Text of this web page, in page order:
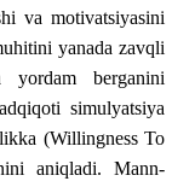
va motivatsiyasini
yanada zavqli
berganini
simulyatsiya
(Willingness To
aniqladi. Mann-